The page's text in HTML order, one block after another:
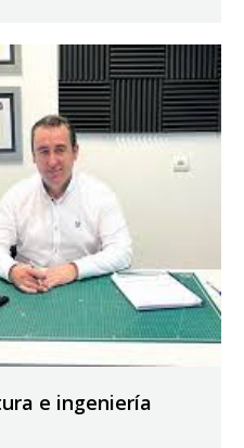
e ingeniería